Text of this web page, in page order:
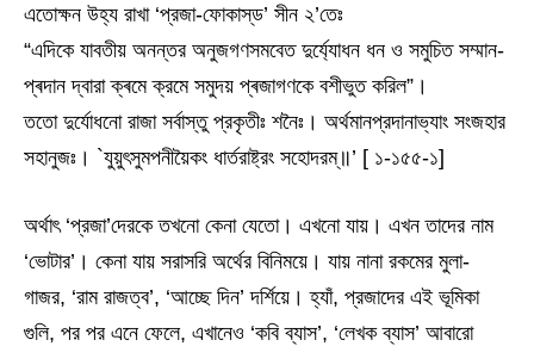
এতোক্ষন উহ্য রাখা ‘প্রজা-ফোকাস্‌ড’ সীন ২’তেঃ
“এদিকে যাবতীয় অনন্তর অনুজগণসমবেত দুৰ্য্যোধন ধন ও সমুচিত সম্মান-
প্ৰদান দ্বারা ক্ৰমে ক্রমে সমুদয় প্ৰজাগণকে বশীভুত করিল”।
ততো দুর্যোধনো রাজা সর্বাস্তু প্রকৃতীঃ শনৈঃ। অর্থমানপ্রদানাভ্যাং সংজহার
সহানুজঃ। `যুয়ুৎসুমপনীয়ৈকং ধার্তরাষ্ট্রং সহোদরম্॥’ [ ১-১৫৫-১]
অর্থাৎ ‘প্রজা’দেরকে তখনো কেনা যেতো। এখনো যায়। এখন তাদের নাম
‘ভোটার’। কেনা যায় সরাসরি অর্থের বিনিময়ে। যায় নানা রকমের মুলা-
গাজর, ‘রাম রাজত্ব’, ‘আচ্ছে দিন’ দর্শিয়ে। হ্যাঁ, প্রজাদের এই ভূমিকা
গুলি, পর পর এনে ফেলে, এখানেও ‘কবি ব্যাস’, ‘লেখক ব্যাস’ আবারো